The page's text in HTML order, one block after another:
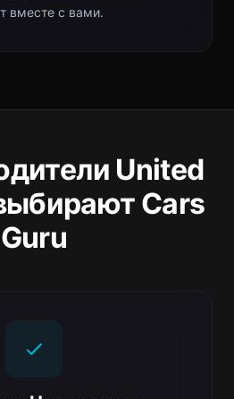
вместе с вами.
United
Cars
Guru